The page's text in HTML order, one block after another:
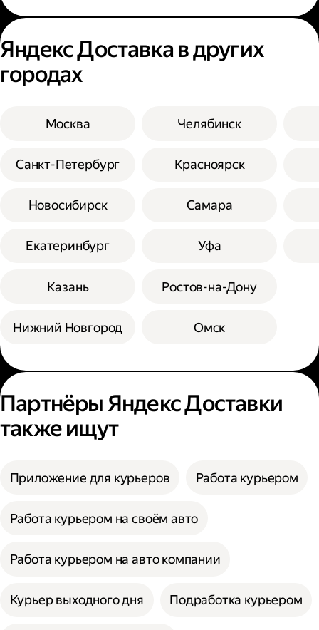
Яндекс Доставка в других
городах
Москва
Санкт-Петербург
Новосибирск
Екатеринбург
Казань
Нижний Новгород
Челябинск
Красноярск
Самара
Уфа
Ростов-на-Дону
Омск
Партнёры Яндекс Доставки
также ищут
Приложение для курьеров Работа курьером
Работа курьером на своём авто
Работа курьером на авто компании
Курьер выходного дня Подработка курьером